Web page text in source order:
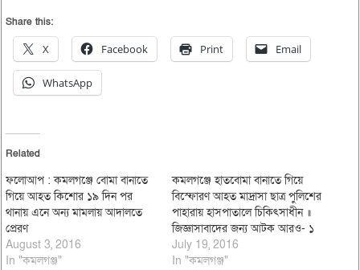
Share this:
X Facebook Print Email
WhatsApp
Related
ফলোআপ : কমলগঞ্জে বোমা বানাতে
গিয়ে আহত কিশোর ১৯ দিন পর
থানায় এনে অন্য মামলায় আদালতে
প্রেরণ
August 3, 2016
In "কমলগঞ্জ"
কমলগঞ্জে হাতবোমা বানাতে গিয়ে
বিস্ফোরণ আহত মাদ্রাসা ছাত্র পুলিশের
পাহারায় হাসপাতালে চিকিৎসাধীন ॥
জিজ্ঞাসাবাদের জন্য আটক আরও- ১
July 19, 2016
In "কমলগঞ্জ"